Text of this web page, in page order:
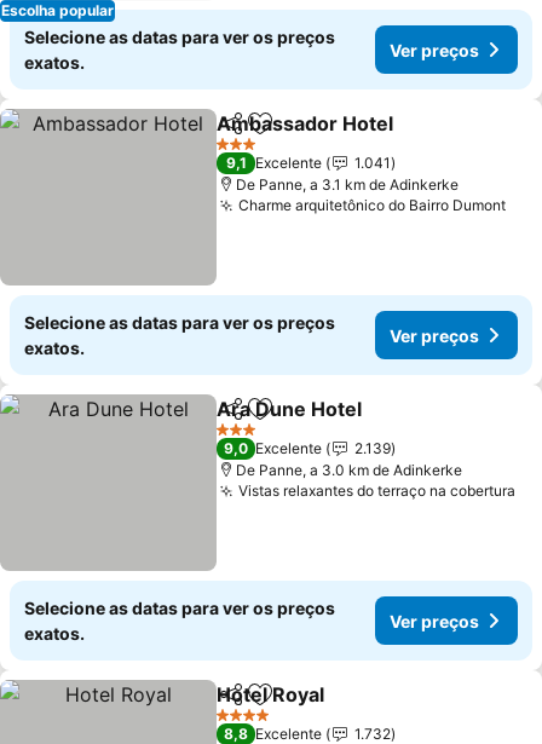
Escolha popular
Selecione as datas para ver os preços
exatos.
Ver preços
PartilharAdicionar aos favoritos
Ambassador Hotel
3 Estrelas
9,1 Excelente
1.041
De Panne, a 3.1 km de Adinkerke
Charme arquitetônico do Bairro Dumont
Selecione as datas para ver os preços
exatos.
Ver preços
PartilharAdicionar aos favoritos
Ara Dune Hotel
3 Estrelas
9,0 Excelente
2.139
De Panne, a 3.0 km de Adinkerke
Vistas relaxantes do terraço na cobertura
Selecione as datas para ver os preços
exatos.
Ver preços
PartilharAdicionar aos favoritos
Hotel Royal
4 Estrelas
8,8 Excelente
1.732